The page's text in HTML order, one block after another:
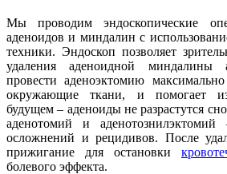
Мы проводим эндоскопические
аденоидов и миндалин с
техники. Эндоскоп позволяет
удаления аденоидной миндалины
провести аденоэктомию
окружающие ткани, и помогает
будущем – аденоиды не разрастутся
аденотомий и
осложнений и рецидивов. После
прижигание для остановки
болевого эффекта.